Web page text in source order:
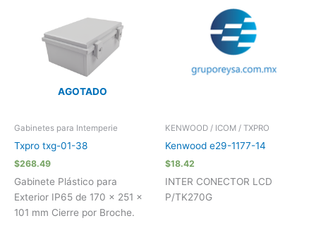
AGOTADO
Gabinetes para Intemperie
Txpro txg-01-38
$268.49
Gabinete Plástico para
Exterior IP65 de 170 x 251 x
101 mm Cierre por Broche.
KENWOOD / ICOM / TXPRO
Kenwood e29-1177-14
$18.42
INTER CONECTOR LCD
P/TK270G